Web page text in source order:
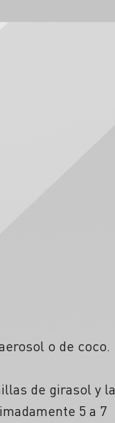
o de coco.
de girasol y la
5 a 7